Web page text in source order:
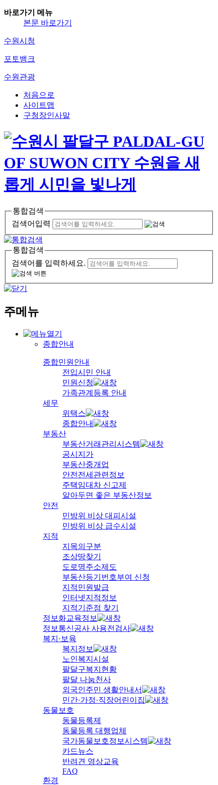
바로가기 메뉴
본문 바로가기
수원시청
포토뱅크
수원관광
처음으로
사이트맵
구청장인사말
통합검색
검색어입력
통합검색
검색어를 입력하세요.
주메뉴
종합안내
종합민원안내
전입시민 안내
민원신청
가족관계등록 안내
세무
위택스
종합안내
부동산
부동산거래관리시스템
공시지가
부동산중개업
안전전세관련정보
주택임대차 신고제
알아두면 좋은 부동산정보
안전
민방위 비상 대피시설
민방위 비상 급수시설
지적
지목의구분
조상땅찾기
도로명주소제도
부동산등기번호부여 신청
지적민원발급
인터넷지적정보
지적기준점 찾기
정보화교육정보
정보통신공사 사용전검사
복지·보육
복지정보
노인복지시설
팔달구복지현황
팔달 나눔천사
외국인주민 생활안내서
민간·가정·직장어린이집
동물보호
동물등록제
동물등록 대행업체
국가동물보호정보시스템
카드뉴스
반려견 영상교육
FAQ
환경